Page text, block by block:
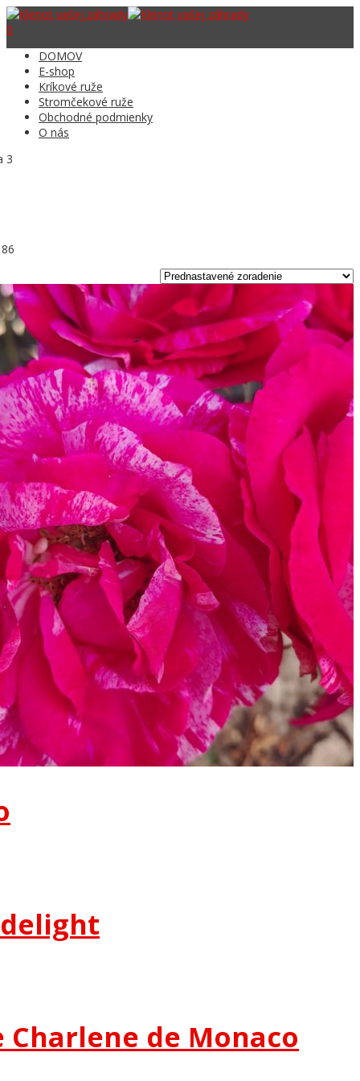
0
DOMOV
E-shop
Kríkové ruže
Stromčekové ruže
Obchodné podmienky
O nás
3
Charlene de Monaco